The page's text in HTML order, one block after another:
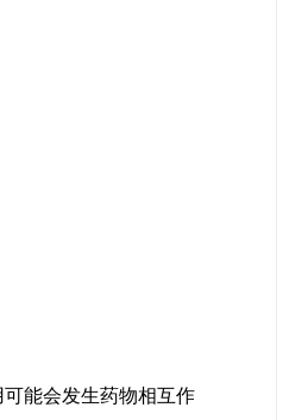
能会发生药物相互作